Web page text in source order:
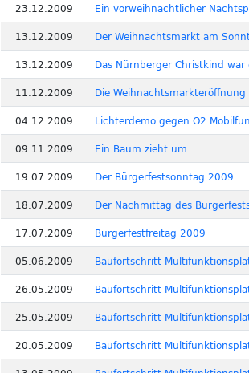
23.12.2009
Ein vorweihnachtlicher
13.12.2009
Der Weihnachtsmarkt am
13.12.2009
Das Nürnberger Christkind war
11.12.2009
Die Weihnachtsmarkteröffnung
04.12.2009
Lichterdemo gegen O2
09.11.2009
Ein Baum zieht um
19.07.2009
Der Bürgerfestsonntag 2009
18.07.2009
Der Nachmittag des
17.07.2009
Bürgerfestfreitag 2009
05.06.2009
Baufortschritt
26.05.2009
Baufortschritt
25.05.2009
Baufortschritt
20.05.2009
Baufortschritt